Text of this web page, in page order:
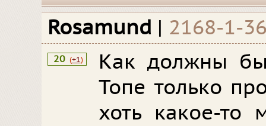
Rosamund | 2168-1-
20 (+1)
Как должны
Топе только
хоть какое-